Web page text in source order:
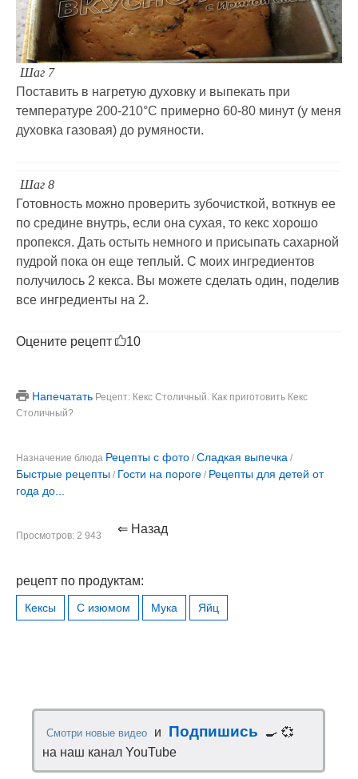
Шаг 7
Поставить в нагретую духовку и выпекать при
температуре 200-210°C примерно 60-80 минут (у меня
духовка газовая) до румяности.
Шаг 8
Готовность можно проверить зубочисткой, воткнув ее
по средине внутрь, если она сухая, то кекс хорошо
пропекся. Дать остыть немного и присыпать сахарной
пудрой пока он еще теплый. С моих ингредиентов
получилось 2 кекса. Вы можете сделать один, поделив
все ингредиенты на 2.
Оцените рецепт 10
Напечатать Рецепт: Кекс Столичный. Как приготовить Кекс
Столичный?
Назначение блюда Рецепты с фото / Сладкая выпечка /
Быстрые рецепты / Гости на пороге / Рецепты для детей от
года до...
Просмотров: 2 943 ⇐ Назад
рецепт по продуктам:
Кексы С изюмом Мука Яйц
Смотри новые видео и Подпишись
🍳 💞
на наш канал YouTube